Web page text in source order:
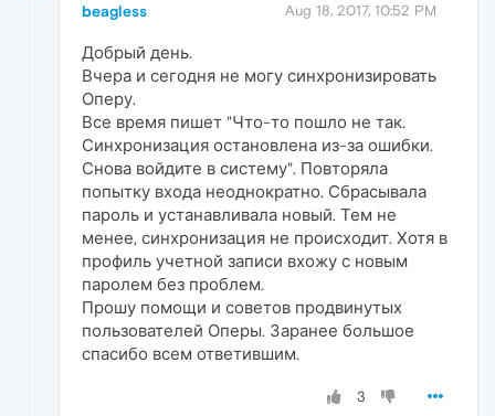
beagless Aug 18, 2017, 10:52 PM
Добрый день.
Вчера и сегодня не могу синхронизировать
Оперу.
Все время пишет "Что-то пошло не так.
Синхронизация остановлена из-за ошибки.
Снова войдите в систему". Повторяла
попытку входа неоднократно. Сбрасывала
пароль и устанавливала новый. Тем не
менее, синхронизация не происходит. Хотя в
профиль учетной записи вхожу с новым
паролем без проблем.
Прошу помощи и советов продвинутых
пользователей Оперы. Заранее большое
спасибо всем ответившим.
3